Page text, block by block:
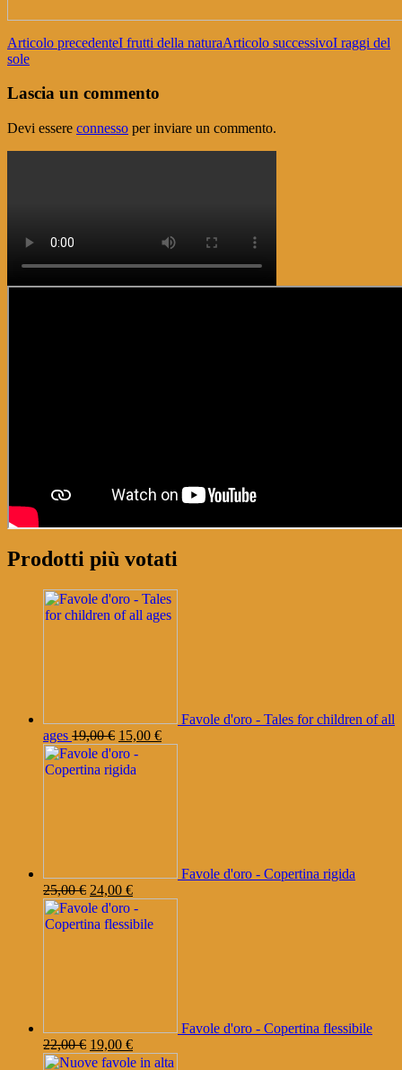
Navigazione
articolo
Articolo precedenteI frutti della naturaArticolo successivoI raggi del
sole
Lascia un commento
Devi essere connesso per inviare un commento.
Prodotti più votati
Favole d'oro - Tales for children of all
ages 19,00€ Il
prezzo
originale
15,00 €Il
Favole d'oro - Copertina rigida
25,00€ Il
prezzo
originale
24,00 €Il
attuale
Favole d'oro - Copertina flessibile
22,00€ Il
prezzo
19,00 €Il
prezzo